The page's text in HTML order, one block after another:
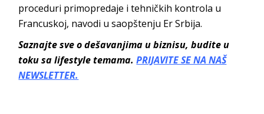
proceduri primopredaje i tehničkih kontrola u
Francuskoj, navodi u saopštenju Er Srbija.
Saznajte sve o dešavanjima u biznisu, budite u
toku sa lifestyle temama.PRIJAVITE SE NA NAŠ
NEWSLETTER.